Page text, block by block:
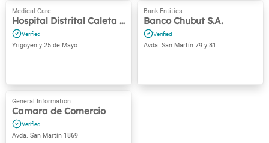
Hospital Distrital Caleta Olivia
Yrigoyen y 25 de Mayo
Banco Chubut S.A.
Avda. San Martín 79 y 81
Camara de Comercio
Avda. San Martín 1869